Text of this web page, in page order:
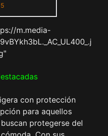
m.media-
con protección
para aquellos
protegerse del